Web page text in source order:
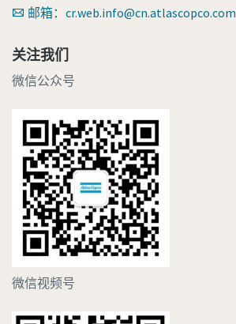
邮箱：cr.web.info@cn.atlascopco.com
关注我们
微信公众号
微信视频号